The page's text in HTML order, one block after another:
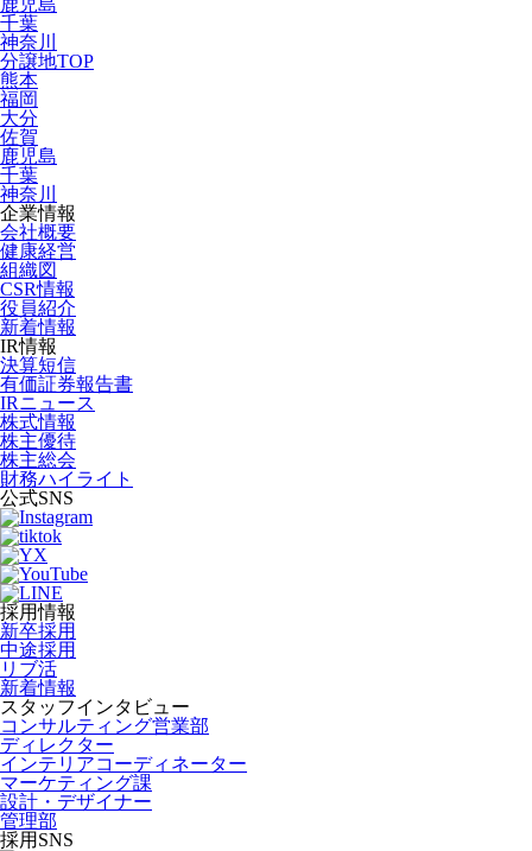
鹿児島
千葉
神奈川
分譲地TOP
熊本
福岡
大分
佐賀
鹿児島
千葉
神奈川
企業情報
会社概要
健康経営
組織図
CSR情報
役員紹介
新着情報
IR情報
決算短信
有価証券報告書
IRニュース
株式情報
株主優待
株主総会
財務ハイライト
公式SNS
採用情報
新卒採用
中途採用
リブ活
新着情報
スタッフインタビュー
コンサルティング営業部
ディレクター
インテリアコーディネーター
マーケティング課
設計・デザイナー
管理部
採用SNS